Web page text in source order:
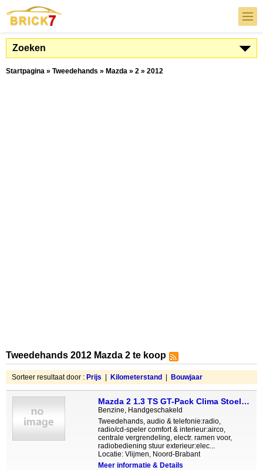
Zoeken
Startpagina » Tweedehands » Mazda » 2 » 2012
Tweedehands 2012 Mazda 2 te koop
Sorteer resultaat door : Prijs Kilometerstand Bouwjaar
Mazda 2 1.3 TS GT-Pack Clima Stoelverwarming Lmv 5-drs
Benzine, Handgeschakeld
Tweedehands, audio & telefonie:radio,
radio/cd-speler comfort & interieur:airco,
centrale vergrendeling, electr. ramen voor,
radiobediening stuur exterieur:elec...
Locatie: Vlijmen, Noord-Brabant
Meer informatie & Details